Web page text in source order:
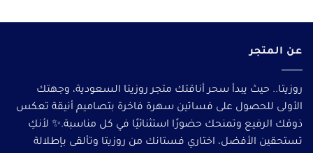
عن المتجر
روزيتا.. حيث يبدأ سحر أناقتك متجر روزيتا السعودية، وجهتك
الأولى للحصول على فساتين سهرة فاخرة بتصاميم أنيقة تعكس
ذوقك الرفيع وتمنحك حضورًا استثنائيًا في كل مناسبة.✨ لأنكِ
تستحقين الأفضل، اختاري فستانك من روزيتا وتألقى بإطلالة